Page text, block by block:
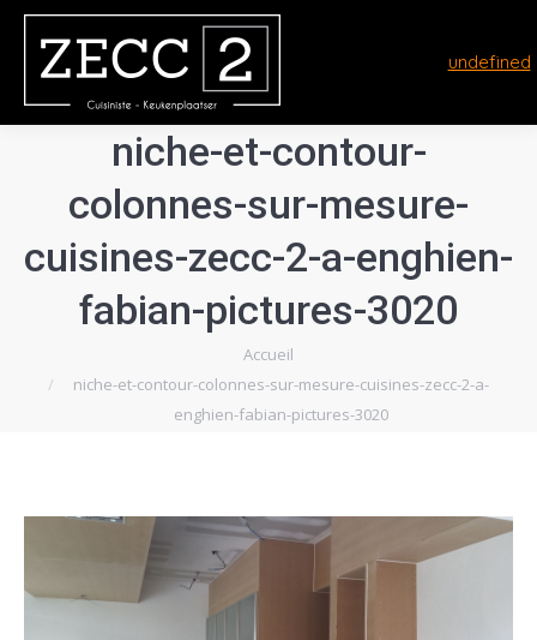
undefined
niche-et-contour-
colonnes-sur-mesure-
cuisines-zecc-2-a-enghien-
fabian-pictures-3020
Accueil
niche-et-contour-colonnes-sur-mesure-cuisines-zecc-2-a-
enghien-fabian-pictures-3020